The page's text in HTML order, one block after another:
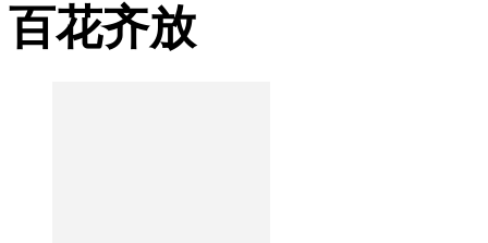
百花齐放